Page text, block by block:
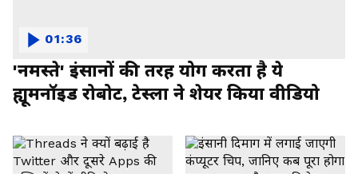
'नमस्ते' इंसानों की तरह योग करता है ये
ह्यूमनॉइड रोबोट, टेस्ला ने शेयर किया वीडियो
01:36